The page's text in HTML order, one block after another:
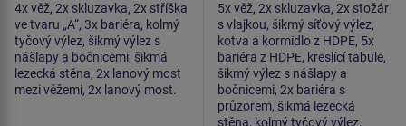
4x věž, 2x skluzavka, 2x stříška
ve tvaru „A“, 3x bariéra, kolmý
tyčový výlez, šikmý výlez s
nášlapy a bočnicemi, šikmá
lezecká stěna, 2x lanový most
mezi věžemi, 2x lanový most.
5x věž, 2x skluzavka, 2x stožár
s vlajkou, šikmý síťový výlez,
kotva a kormidlo z HDPE, 5x
bariéra z HDPE, kreslící tabule,
šikmý výlez s nášlapy a
bočnicemi, 2x bariéra s
průzorem, šikmá lezecká
stěna, kolmý tyčový výlez,